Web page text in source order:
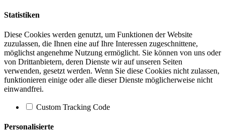
Statistiken
Diese Cookies werden genutzt, um Funktionen der Website
zuzulassen, die Ihnen eine auf Ihre Interessen zugeschnittene,
möglichst angenehme Nutzung ermöglicht. Sie können von uns oder
von Drittanbietern, deren Dienste wir auf unseren Seiten
verwenden, gesetzt werden. Wenn Sie diese Cookies nicht zulassen,
funktionieren einige oder alle dieser Dienste möglicherweise nicht
einwandfrei.
Custom Tracking Code
Personalisierte